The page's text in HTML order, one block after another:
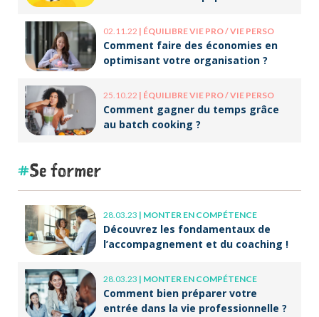
02.11.22 | ÉQUILIBRE VIE PRO / VIE PERSO
Comment faire des économies en
optimisant votre organisation ?
25.10.22 | ÉQUILIBRE VIE PRO / VIE PERSO
Comment gagner du temps grâce
au batch cooking ?
Se former
28.03.23 | MONTER EN COMPÉTENCE
Découvrez les fondamentaux de
l’accompagnement et du coaching !
28.03.23 | MONTER EN COMPÉTENCE
Comment bien préparer votre
entrée dans la vie professionnelle ?